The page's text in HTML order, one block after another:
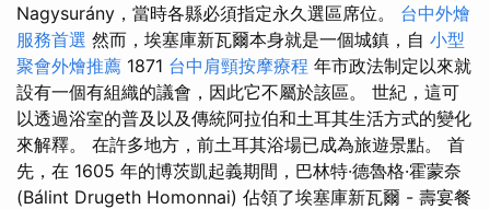
Nagysurány，當時各縣必須指定永久選區席位。 台中外燴
服務首選 然而，埃塞庫新瓦爾本身就是一個城鎮，自 小型
聚會外燴推薦 1871 台中肩頸按摩療程 年市政法制定以來就
設有一個有組織的議會，因此它不屬於該區。 世紀，這可
以透過浴室的普及以及傳統阿拉伯和土耳其生活方式的變化
來解釋。 在許多地方，前土耳其浴場已成為旅遊景點。 首
先，在 1605 年的博茨凱起義期間，巴林特·德魯格·霍蒙奈
(Bálint Drugeth Homonnai) 佔領了埃塞庫新瓦爾 - 壽宴餐